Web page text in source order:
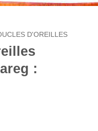
D'OREILLES
: